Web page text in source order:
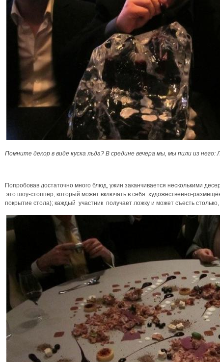
Помните декор в виде куска льда? В средине вечера мы, мы пили из него:
Попробовав достаточно много блюд, ужин заканчивается несколькими
это шоу-стоппер, который может включать в себя художественно-
покрытие стола); каждый участник получает ложку и может съесть